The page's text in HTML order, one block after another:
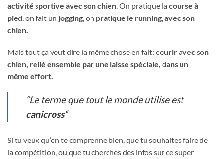
activité sportive avec son chien . On pratique la course à
pied , on fait un jogging , on pratique le running avec son
chien.
Mais tout ça veut dire la même chose en fait: courir avec son
chien, relié ensemble par une laisse spéciale, dans un
même effort.
“Le terme que tout le monde utilise est
canicross“
Si tu veux qu’on te comprenne bien, que tu souhaites faire de
la compétition, ou que tu cherches des infos sur ce super